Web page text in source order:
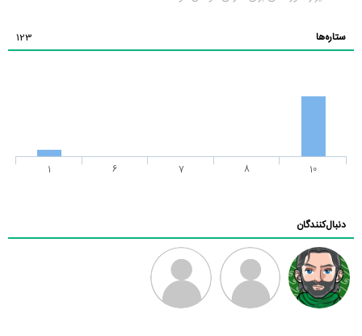
ستاره‌ها 123
1 6 7 8 10
دنبال‌کنندگان